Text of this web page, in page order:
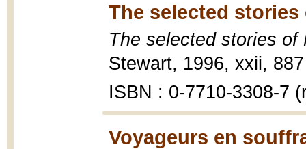
The selected stories
The selected stories of
Stewart, 1996, xxii,
ISBN : 0-7710-3308-7
Voyageurs en